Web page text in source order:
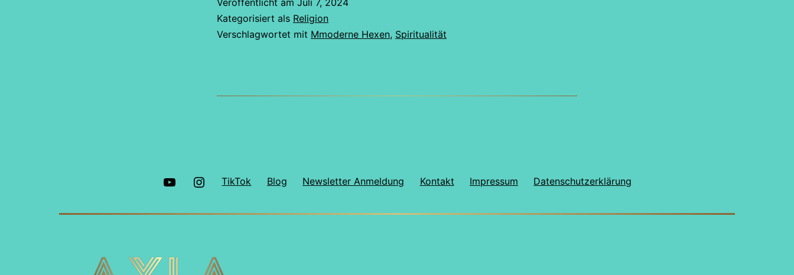
Kategorisiert als Religion
Verschlagwortet mit Mmoderne Hexen, Spiritualität
YouTube Instagram
TikTok Blog Newsletter Anmeldung Kontakt Impressum Datenschutzerklärung